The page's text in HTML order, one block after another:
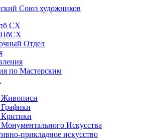
СХ
Отдел
по Мастерским
Живописи
Искусства
прикладное искусство